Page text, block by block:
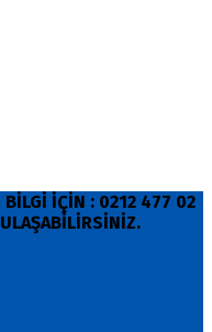
BİLGİ İÇİN : 0212 477 02